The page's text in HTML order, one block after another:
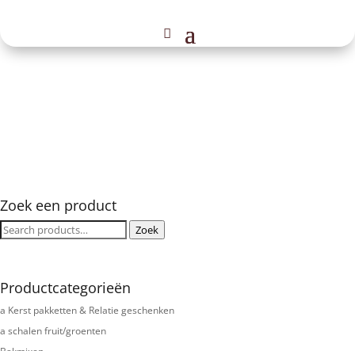
Zoek een product
Zoeken
voor:
Zoek
Productcategorieën
a Kerst pakketten & Relatie geschenken
a schalen fruit/groenten